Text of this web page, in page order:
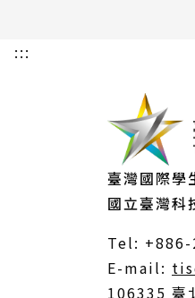
:::
臺灣國際學
國立臺灣科
Tel:
E-mail:
106335 臺